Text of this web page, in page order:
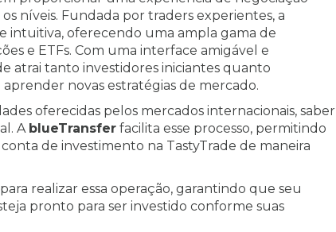
níveis. Fundada por traders experientes, a
intuitiva, oferecendo uma ampla gama de
e ETFs. Com uma interface amigável e
atrai tanto investidores iniciantes quanto
novas estratégias de mercado.
oferecidas pelos mercados internacionais, saber
A blueTransfer facilita esse processo, permitindo
de investimento na TastyTrade de maneira
realizar essa operação, garantindo que seu
pronto para ser investido conforme suas